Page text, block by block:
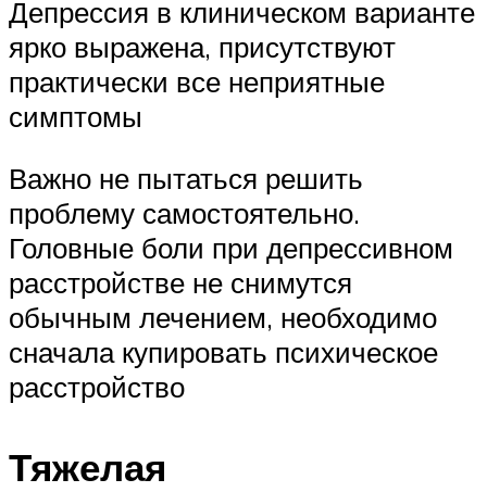
Депрессия в клиническом варианте
ярко выражена, присутствуют
практически все неприятные
симптомы
Важно не пытаться решить
проблему самостоятельно.
Головные боли при депрессивном
расстройстве не снимутся
обычным лечением, необходимо
сначала купировать психическое
расстройство
Тяжелая